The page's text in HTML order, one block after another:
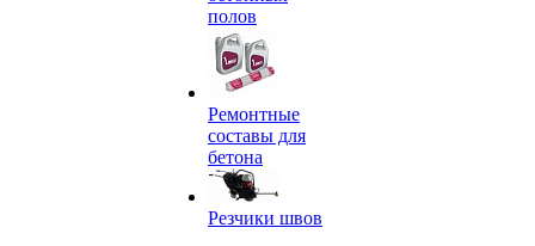
полов
Ремонтные
составы для
бетона
Резчики швов